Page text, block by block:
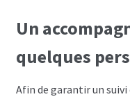
Un
quelques
Afin de garantir un